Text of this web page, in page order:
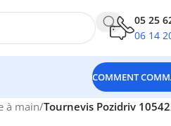
05 25
06 14
COMMENT
à main/Tournevis Pozidriv